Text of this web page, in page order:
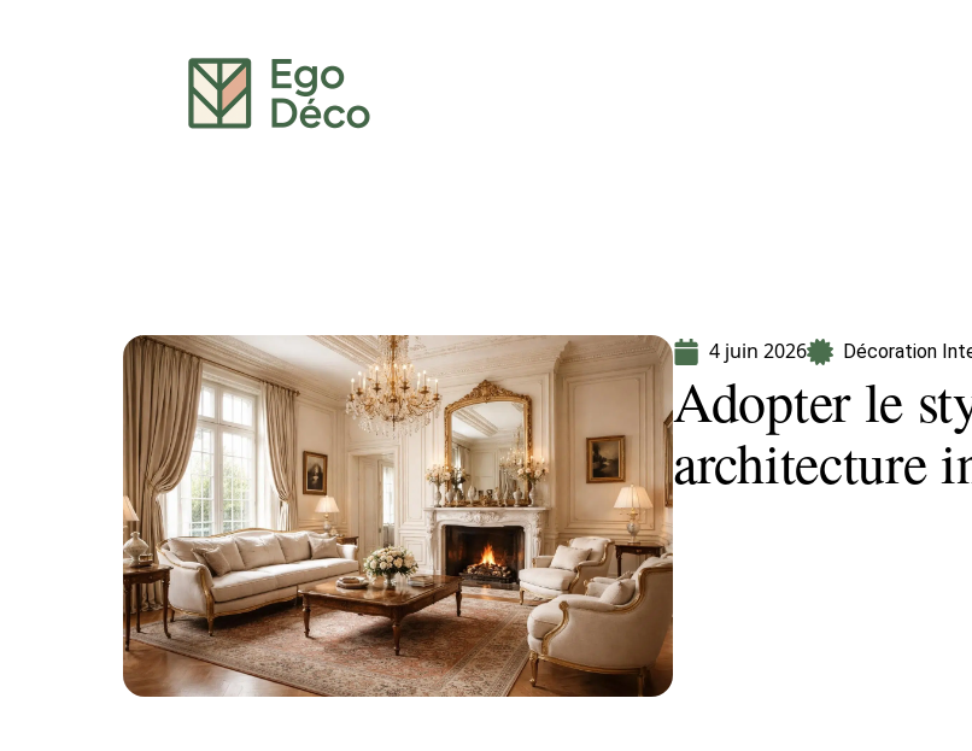
4 juin 2026 Décoration
Adopter le
architecture